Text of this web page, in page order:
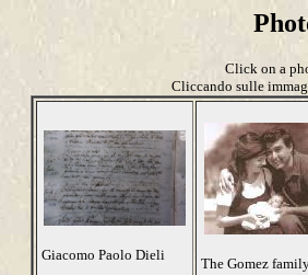
Click on a
Cliccando sulle
Giacomo Paolo Dieli
The Gomez